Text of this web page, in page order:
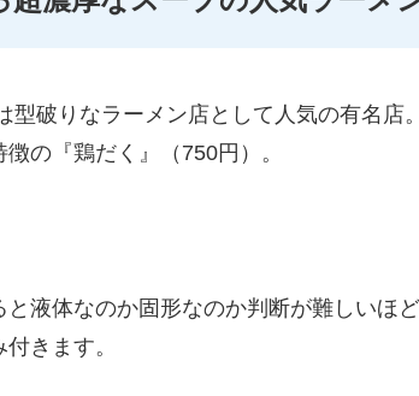
型破りなラーメン店として人気の有名
の『鶏だく』（750円）。
と液体なのか固形なのか判断が難しいほ
きます。